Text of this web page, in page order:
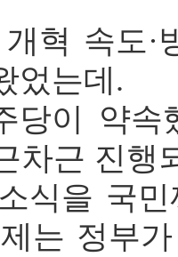
혁 속도·
었는데.
당이 약
차근 진행
식을 국
는 정부